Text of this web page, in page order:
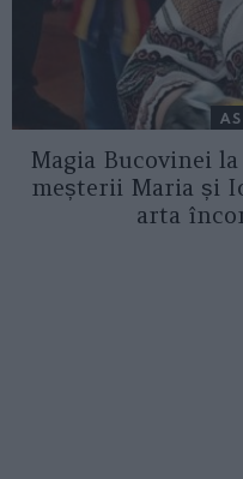
Magia Bucovinei
meșterii Maria și
arta